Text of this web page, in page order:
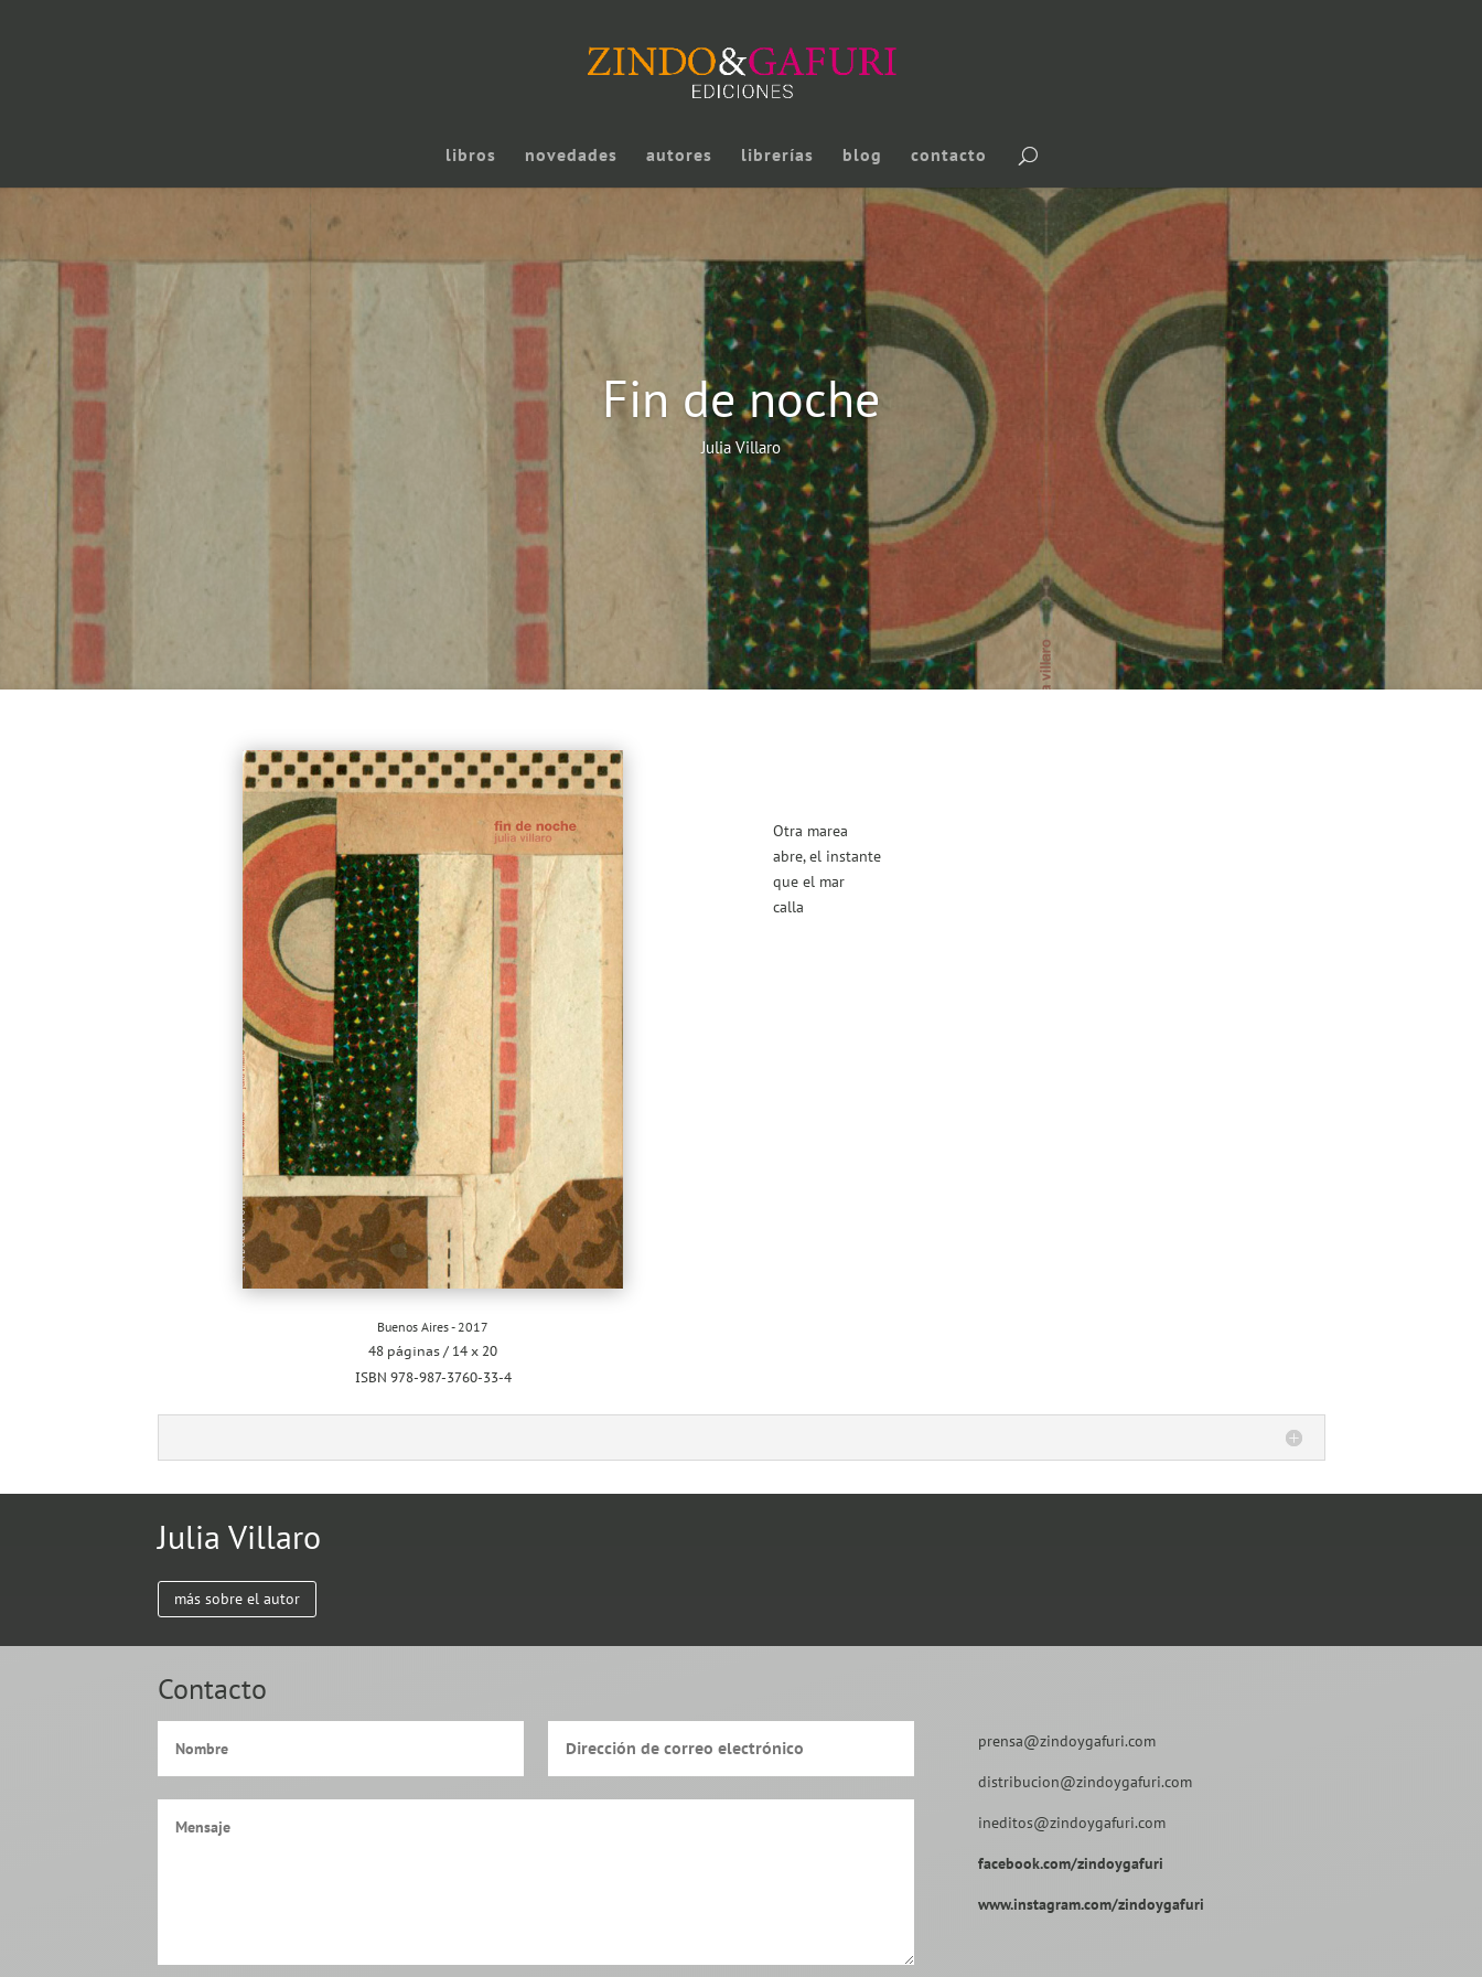
libros novedades autores librerías blog contacto
Fin de noche
Julia Villaro
Buenos Aires - 2017
48 páginas / 14 x 20
ISBN 978-987-3760-33-4
Otra marea
abre, el instante
que el mar
calla
Julia Villaro
más sobre el autor
Contacto
prensa@zindoygafuri.com
distribucion@zindoygafuri.com
ineditos@zindoygafuri.com
facebook.com/zindoygafuri
www.instagram.com/zindoygafuri